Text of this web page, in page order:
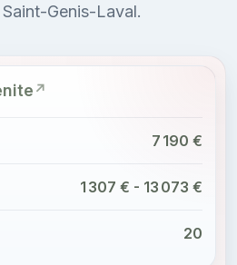
Genis-Laval.
7 190 €
1 307 € - 13 073 €
20